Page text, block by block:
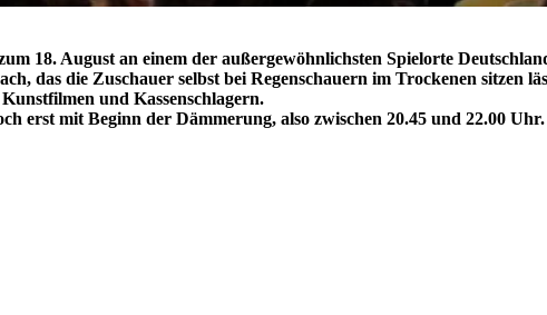
18. August an einem der außergewöhnlichsten Spielorte
das die Zuschauer selbst bei Regenschauern im Trockenen sitzen
und Kassenschlagern.
erst mit Beginn der Dämmerung, also zwischen 20.45 und 22.00